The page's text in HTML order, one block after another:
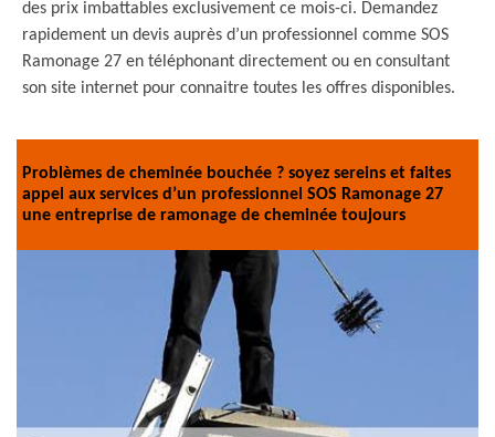
des prix imbattables exclusivement ce mois-ci. Demandez
rapidement un devis auprès d’un professionnel comme SOS
Ramonage 27 en téléphonant directement ou en consultant
son site internet pour connaitre toutes les offres disponibles.
Problèmes de cheminée bouchée ? soyez sereins et faites
appel aux services d’un professionnel SOS Ramonage 27
une entreprise de ramonage de cheminée toujours